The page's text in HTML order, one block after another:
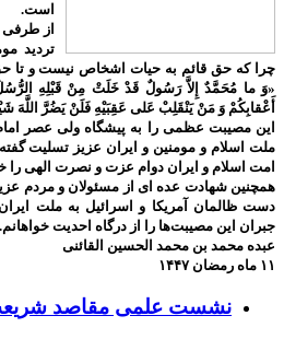
است.
از طرفی
تردید
چرا که حق قائم به حیات اشخاص نیست و تا
«وَ ما مُحَمَّدٌ إِلاَّ رَسُولٌ قَدْ خَلَتْ مِنْ قَبْلِهِ
أَعْقابِكُمْ وَ مَنْ يَنْقَلِبْ عَلى‌ عَقِبَيْهِ فَلَنْ يَضُرَّ اللَّهَ
این مصیبت عظمی را به پیشگاه ولی عصر
ملت اسلام و مومنین و ایران عزیز تسلیت
امت اسلام و ایران دوام عزت و نصرت الهی را
همچنین شهادت عده ای از مسئولان و مردم
دست ظالمان آمریکا و اسرائیل به ملت
جبران این مصیبت‌ها را از درگاه احدیت خواهانم.
عبده محمد بن محمد الحسین القائنی
۱۱ ماه رمضان ۱۴۴۷
نشست علمی مقاصد